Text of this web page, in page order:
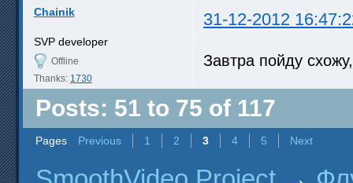
Chainik 31-12-2012
SVP developer
Offline
Thanks: 1730
Завтра пойду
Posts: 51 to 75 of 117
Pages Previous 1 2 3 4 5 Next